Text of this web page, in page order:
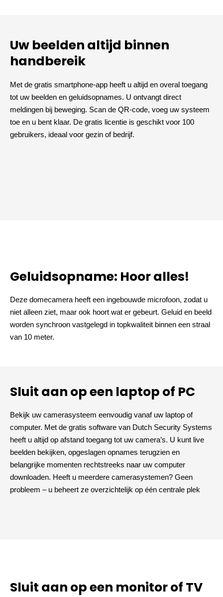
Uw beelden altijd binnen
handbereik
Met de gratis smartphone-app heeft u altijd en overal toegang
tot uw beelden en geluidsopnames. U ontvangt direct
meldingen bij beweging. Scan de QR-code, voeg uw systeem
toe en u bent klaar. De gratis licentie is geschikt voor 100
gebruikers, ideaal voor gezin of bedrijf.
Geluidsopname: Hoor alles!
Deze domecamera heeft een ingebouwde microfoon, zodat u
niet alleen ziet, maar ook hoort wat er gebeurt. Geluid en beeld
worden synchroon vastgelegd in topkwaliteit binnen een straal
van 10 meter.
Sluit aan op een laptop of PC
Bekijk uw camerasysteem eenvoudig vanaf uw laptop of
computer. Met de gratis software van Dutch Security Systems
heeft u altijd op afstand toegang tot uw camera’s. U kunt live
beelden bekijken, opgeslagen opnames terugzien en
belangrijke momenten rechtstreeks naar uw computer
downloaden. Heeft u meerdere camerasystemen? Geen
probleem – u beheert ze overzichtelijk op één centrale plek
Sluit aan op een monitor of TV